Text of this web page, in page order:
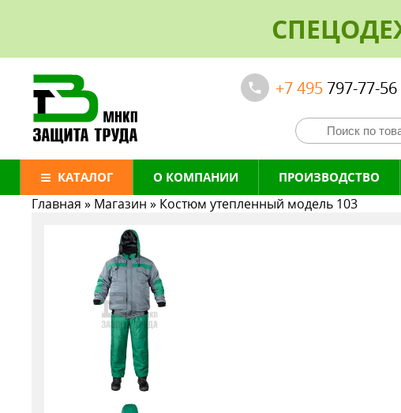
+7 495 797-77-56
КАТАЛОГ О КОМПАНИИ ПРОИЗВОДСТВО
Главная » Магазин » Костюм утепленный модель 103